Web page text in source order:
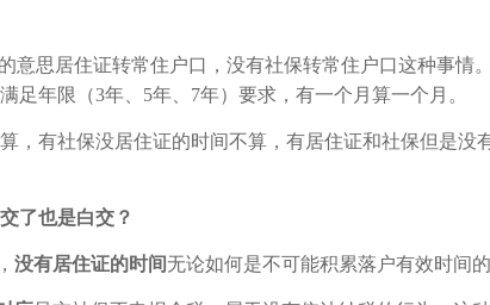
意思居住证转常住户口，没有社保转常住户口这种事情
年限（3年、5年、7年）要求，有一个月算一个月。
，有社保没居住证的时间不算，有居住证和社保但是没
了也是白交？
没有居住证的时间无论如何是不可能积累落户有效时间的